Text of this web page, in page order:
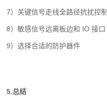
7）关键信号走线全路径抗扰控制
8）敏感信号远离板边和 IO 接口
9）选择合适的防护器件
5.总结